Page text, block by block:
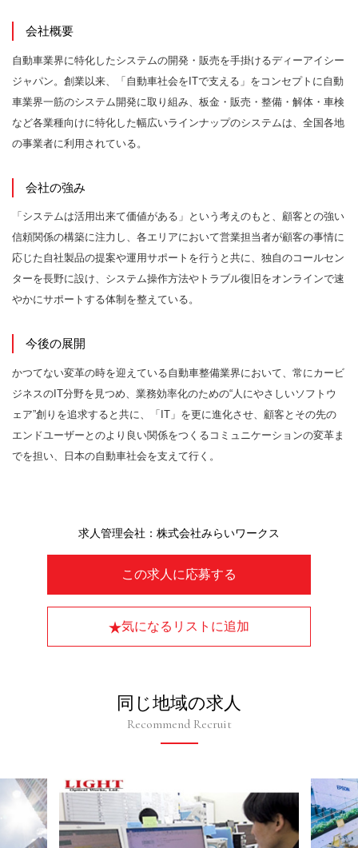
会社概要
自動車業界に特化したシステムの開発・販売を手掛けるディーアイシー
ジャパン。創業以来、「自動車社会をITで支える」をコンセプトに自動
車業界一筋のシステム開発に取り組み、板金・販売・整備・解体・車検
など各業種向けに特化した幅広いラインナップのシステムは、全国各地
の事業者に利用されている。
会社の強み
「システムは活用出来て価値がある」という考えのもと、顧客との強い
信頼関係の構築に注力し、各エリアにおいて営業担当者が顧客の事情に
応じた自社製品の提案や運用サポートを行うと共に、独自のコールセン
ターを長野に設け、システム操作方法やトラブル復旧をオンラインで速
やかにサポートする体制を整えている。
今後の展開
かつてない変革の時を迎えている自動車整備業界において、常にカービ
ジネスのIT分野を見つめ、業務効率化のための“人にやさしいソフトウ
ェア”創りを追求すると共に、「IT」を更に進化させ、顧客とその先の
エンドユーザーとのより良い関係をつくるコミュニケーションの変革ま
でを担い、日本の自動車社会を支えて行く。
この求人に応募する
気になるリストに追加
求人管理会社：株式会社みらいワークス
同じ地域の求人
Recommend Recruit